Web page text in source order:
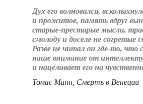
Дух его волновался,
и прожитое, память вдруг
старые-престарые мысли,
смолоду и доселе не согретые
Разве не читал он где-то, что
наше внимание от
и нацеливает его на
Томас Манн, Смерть в Венеции